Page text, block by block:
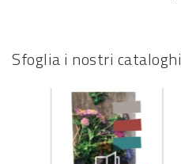
Sfoglia i nostri cataloghi